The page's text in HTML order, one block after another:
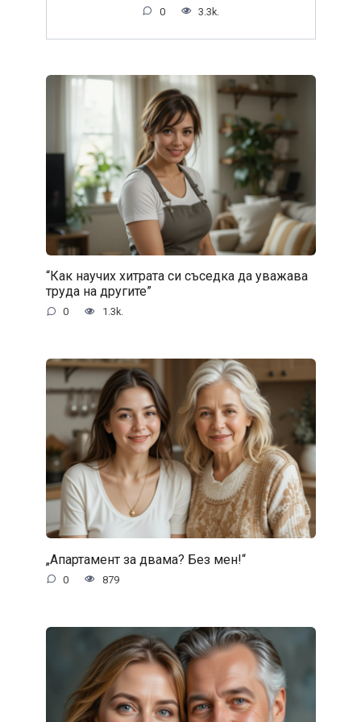
0 3.3k.
“Как научих хитрата си съседка да уважава
труда на другите”
0 1.3k.
„Апартамент за двама? Без мен!“
0 879